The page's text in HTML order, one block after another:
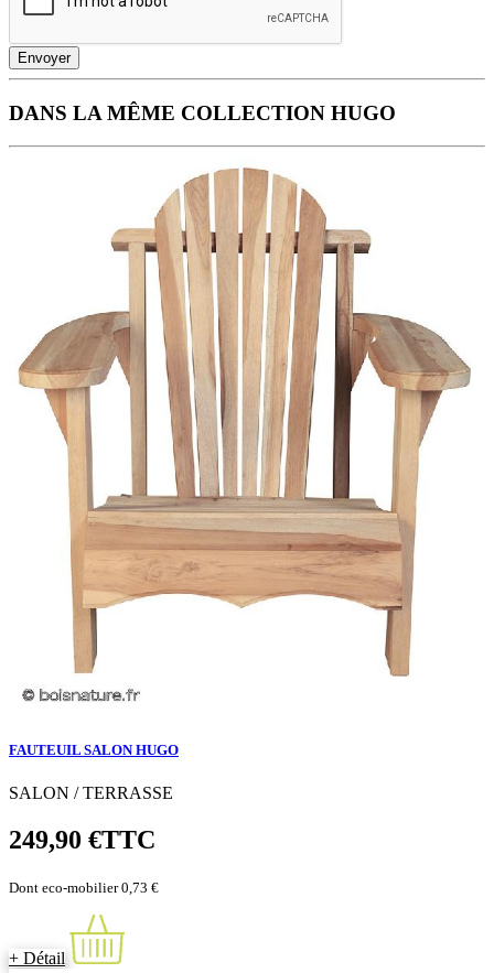
Envoyer
DANS LA MÊME COLLECTION HUGO
FAUTEUIL SALON HUGO
SALON / TERRASSE
249,90 €TTC
Dont eco-mobilier 0,73 €
+ Détail